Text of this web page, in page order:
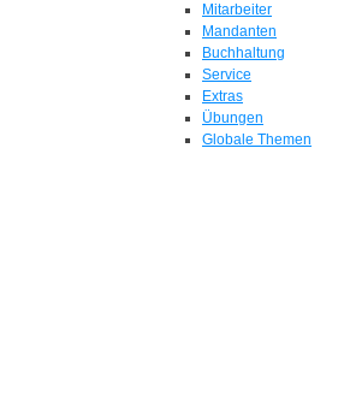
Mitarbeiter
Mandanten
Buchhaltung
Service
Extras
Übungen
Globale Themen